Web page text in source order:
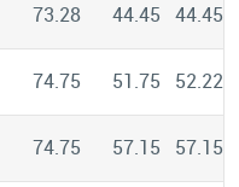
73.28 44.45 44.45
74.75 51.75 52.22
74.75 57.15 57.15